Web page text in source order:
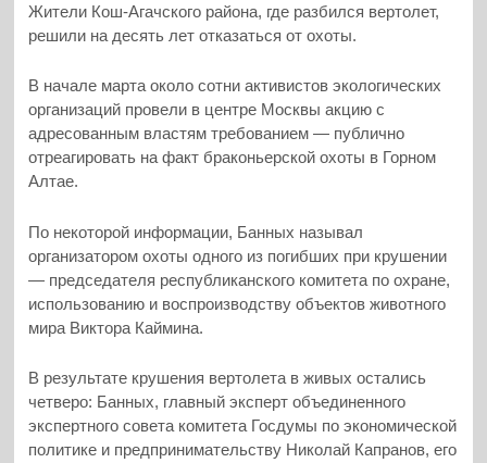
Жители Кош-Агачского района, где разбился вертолет,
решили на десять лет отказаться от охоты.
В начале марта около сотни активистов экологических
организаций провели в центре Москвы акцию с
адресованным властям требованием — публично
отреагировать на факт браконьерской охоты в Горном
Алтае.
По некоторой информации, Банных называл
организатором охоты одного из погибших при крушении
— председателя республиканского комитета по охране,
использованию и воспроизводству объектов животного
мира Виктора Каймина.
В результате крушения вертолета в живых остались
четверо: Банных, главный эксперт объединенного
экспертного совета комитета Госдумы по экономической
политике и предпринимательству Николай Капранов, его